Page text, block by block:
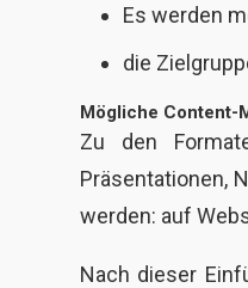
Es werden
die
Mögliche Content-
Zu den
Präsentationen,
werden: auf
Nach dieser